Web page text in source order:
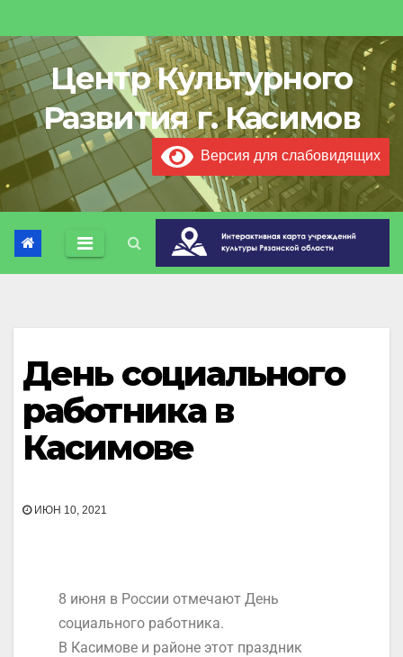
Центр Культурного
Развития г. Касимов
Версия для слабовидящих
День социального
работника в
Касимове
ИЮН 10, 2021
8 июня в России отмечают День
социального работника.
В Касимове и районе этот праздник